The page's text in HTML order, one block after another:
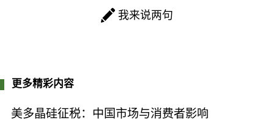
我来说两句
更多精彩内容
美多晶硅征税：中国市场与消费者影响